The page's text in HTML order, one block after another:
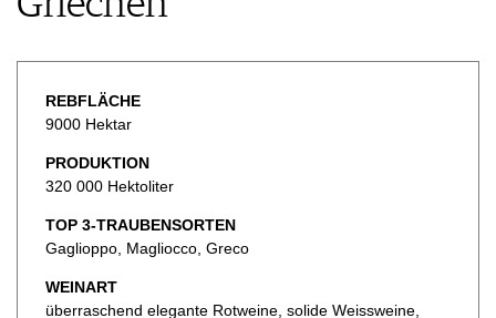
KULINARIK
HOTSPOTS
EXTRAS
AUSGABE
ARCHIV
VORTEILSWELT
MEDIATHEK
BILDSTRECKEN
BÜCHER
NEWS
WEINWIRTSCHAFT
WEINSZENE
VINOPHILES
ANMELDEN
GEWINNSPIELE
VORTEILSWELT
TRINKREIFETABELLE
ABO
REBFLÄCHE
9000 Hektar
PRODUKTION
320 000 Hektoliter
TOP 3-TRAUBENSORTEN
Gaglioppo, Magliocco, Greco
WEINART
überraschend elegante Rotweine, solide Weissweine,